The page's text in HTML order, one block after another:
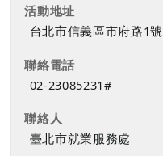
活動地址
台北市信義區市府路1號
聯絡電話
02-23085231#
聯絡人
臺北市就業服務處